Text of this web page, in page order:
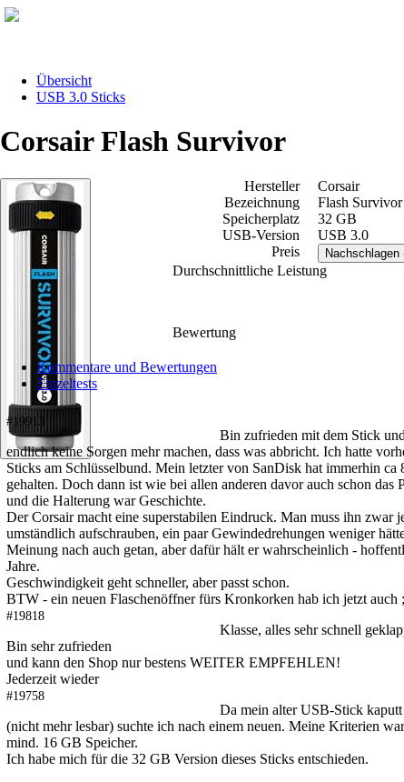
Übersicht
USB 3.0 Sticks
Corsair Flash Survivor
Hersteller
Corsair
Bezeichnung
Flash Survivor
Speicherplatz
32 GB
USB-Version
USB 3.0
Preis
Nachschlagen
Durchschnittliche Leistung
Bewertung
Kommentare und Bewertungen
Einzeltests
#19913
Bin zufrieden mit dem Stick
endlich keine Sorgen mehr machen, dass was abbricht. Ich hatte
Sticks am Schlüsselbund. Mein letzter von SanDisk hat immerhin ca
gehalten. Doch dann ist wie bei allen anderen davor auch schon das
und die Halterung war Geschichte.
Der Corsair macht eine superstabilen Eindruck. Man muss ihn zwar
umständlich aufschrauben, ein paar Gewindedrehungen weniger
Meinung nach auch getan, aber dafür hält er wahrscheinlich -
Jahre.
Geschwindigkeit geht schneller, aber passt schon.
BTW - ein neuen Flaschenöffner fürs Kronkorken hab ich jetzt auch
#19818
Klasse, alles sehr schnell
Bin sehr zufrieden
und kann den Shop nur bestens WEITER EMPFEHLEN!
Jederzeit wieder
#19758
Da mein alter USB-Stick kaputt
(nicht mehr lesbar) suchte ich nach einem neuen. Meine Kriterien
mind. 16 GB Speicher.
Ich habe mich für die 32 GB Version dieses Sticks entschieden.